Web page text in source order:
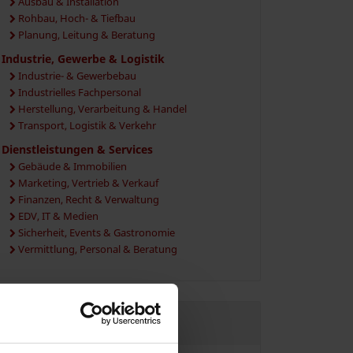
Rohbau, Hoch- & Tiefbau
Planung, Leitung & Beratung
Industrie, Gewerbe & Logistik
Industrie- & Gewerbebau
Industrielles Fachpersonal
Herstellung, Verarbeitung & Handel
Transport, Logistik & Verkehr
Dienstleistungen & Services
Gebäude & Immobilien
Marketing, Vertrieb & Verkauf
Finanzen, Recht & Verwaltung
EDV, IT & Medien
Sicherheit, Events & Gastronomie
Vermittlung, Personal & Beratung
JETZT REGISTRIEREN